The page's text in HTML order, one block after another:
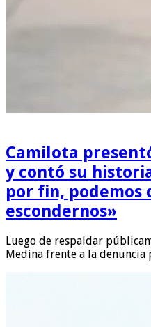
Camilota
y contó su
por fin, podemos
escondernos»
Luego de respaldar
Medina frente a la